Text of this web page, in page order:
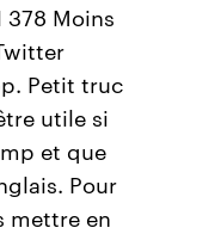
378 Moins
Petit truc
utile si
et que
Pour
mettre en